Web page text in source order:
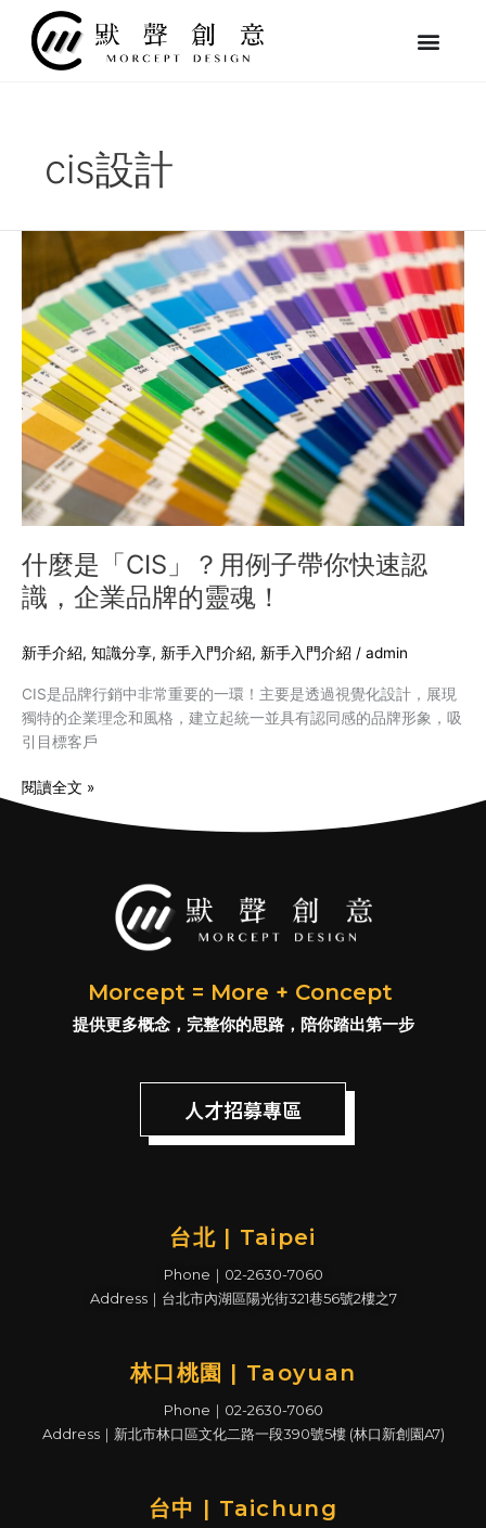
cis設計
什麼是「CIS」？用例子帶你快速認
識，企業品牌的靈魂！
新手介紹, 知識分享, 新手入門介紹, 新手入門介紹 / admin
CIS是品牌行銷中非常重要的一環！主要是透過視覺化設計，展現
獨特的企業理念和風格，建立起統一並具有認同感的品牌形象，吸
引目標客戶
「CIS」？
用
例
子
帶
你
快
速
認
識，
企
業
品
的
魂！
閱讀全文 »
Morcept = More + Concept
提供更多概念，完整你的思路，陪你踏出第一步
人才招募專區
台北 | Taipei
Phone｜02-2630-7060
Address｜台北市內湖區陽光街321巷56號2樓之7
林口桃園 | Taoyuan
Phone｜02-2630-7060
Address｜新北市林口區文化二路一段390號5樓 (林口新創園A7)
台中 | Taichung